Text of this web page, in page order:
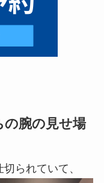
の腕の見せ場
られていて、